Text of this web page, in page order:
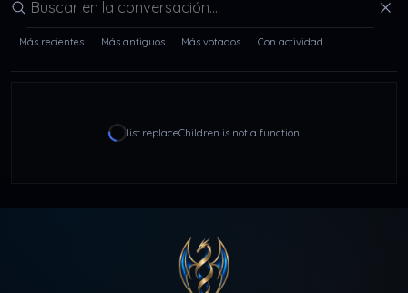
Buscar en la conversación
Más recientes Más antiguos Más votados Con actividad
list.replaceChildren is not a function